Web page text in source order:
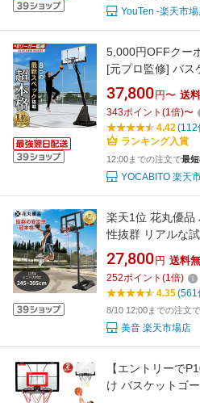
YouTen -楽天市
5,000円OFFクー
[元プロ監修] バス
整 230-305cm ミ
アボード 大容量
外 バスケ 家庭用
7号球 バスケット
37,800 円〜 送
343ポイント (1倍)〜
4.42(112
ランキング入賞
12:00までの注文で最
YOCABITO 楽天
楽天1位 花丸優品
性抜群 リアルな
移動しやすい 245
ネット2個 キャス
練習用 45cm バス
保証 プレゼント
27,800 円 送料
252ポイント (1倍)
4.35(561
8/10 12:00までの注文
美音 楽天市場店
【エントリーで
け バスケットゴ